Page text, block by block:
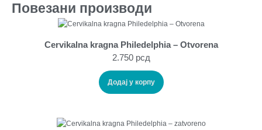
Повезани производи
Cervikalna kragna Philedelphia – Otvorena
2.750 рсд
Додај у корпу